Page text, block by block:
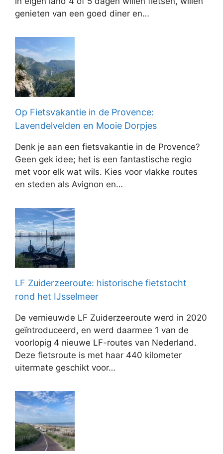
genieten van een goed diner en…
Op Fietsvakantie in de Provence:
Lavendelvelden en Mooie Dorpjes
Denk je aan een fietsvakantie in de Provence?
Geen gek idee; het is een fantastische regio
met voor elk wat wils. Kies voor vlakke routes
en steden als Avignon en…
LF Zuiderzeeroute: historische fietstocht
rond het IJsselmeer
De vernieuwde LF Zuiderzeeroute werd in 2020
geïntroduceerd, en werd daarmee 1 van de
voorlopig 4 nieuwe LF-routes van Nederland.
Deze fietsroute is met haar 440 kilometer
uitermate geschikt voor…